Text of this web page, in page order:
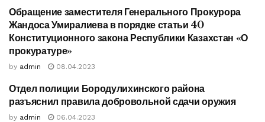
НОВОСТИ
Обращение заместителя Генерального Прокурора
Жандоса Умиралиева в порядке статьи 40
Конституционного закона Республики Казахстан «О
прокуратуре»
by admin 08.04.2023
НОВОСТИ
Отдел полиции Бородулихинского района
разъяснил правила добровольной сдачи оружия
by admin 06.04.2023